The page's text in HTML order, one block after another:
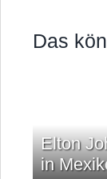
Das
Elton
in